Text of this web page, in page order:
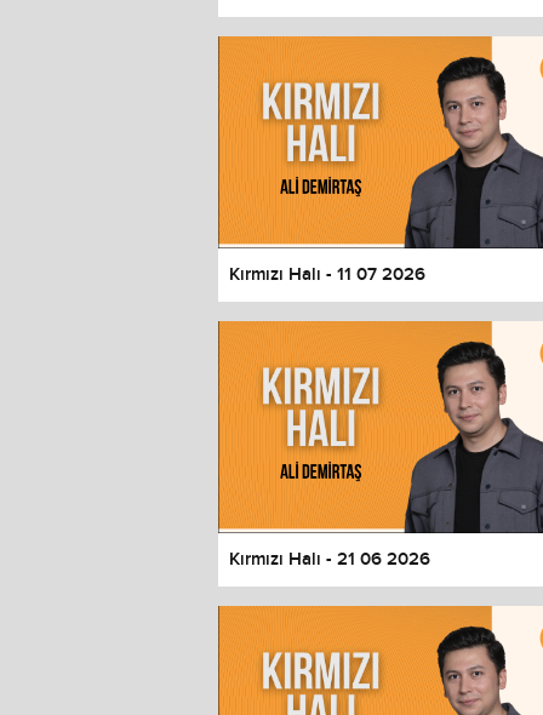
Window
Color
Transparency
Font Size
Text Edge Style
Font Family
Resetrestore all settings to the default
Close Modal Dialog
End of dialog window.
Kırmızı Halı - 11 07 2026
Kırmızı Halı - 21 06 2026